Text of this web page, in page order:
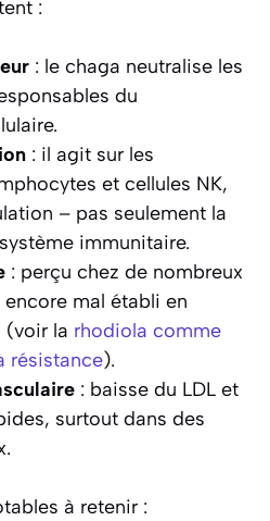
:
: le chaga neutralise les
du
: il agit sur les
et cellules NK,
– pas seulement la
immunitaire.
: perçu chez de nombreux
mal établi en
(voir la rhodiola comme
résistance).
: baisse du LDL et
surtout dans des
à retenir :